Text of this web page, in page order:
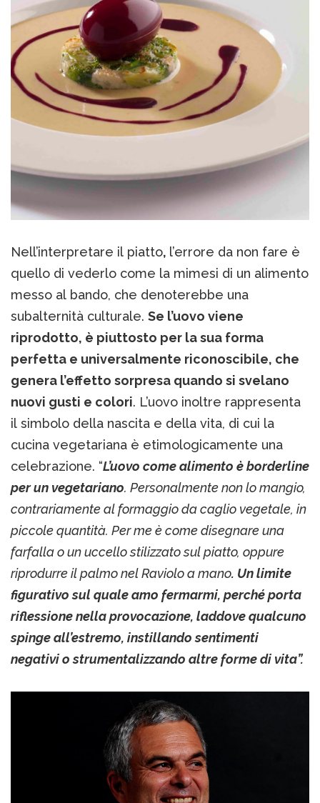
Nell’interpretare il piatto, l’errore da non fare è
quello di vederlo come la mimesi di un alimento
messo al bando, che denoterebbe una
subalternità culturale. Se l’uovo viene
riprodotto, è piuttosto per la sua forma
perfetta e universalmente riconoscibile, che
genera l’effetto sorpresa quando si svelano
nuovi gusti e colori. L’uovo inoltre rappresenta
il simbolo della nascita e della vita, di cui la
cucina vegetariana è etimologicamente una
celebrazione. “L’uovo come alimento è borderline
per un vegetariano. Personalmente non lo mangio,
contrariamente al formaggio da caglio vegetale, in
piccole quantità. Per me è come disegnare una
farfalla o un uccello stilizzato sul piatto, oppure
riprodurre il palmo nel Raviolo a mano. Un limite
figurativo sul quale amo fermarmi, perché porta
riflessione nella provocazione, laddove qualcuno
spinge all’estremo, instillando sentimenti
negativi o strumentalizzando altre forme di vita”.